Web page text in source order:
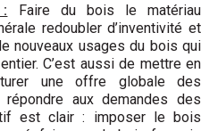
Faire du bois le matériau
redoubler d’inventivité et
nouveaux usages du bois qui
C’est aussi de mettre en
une offre globale des
aux demandes des
est clair : imposer le bois